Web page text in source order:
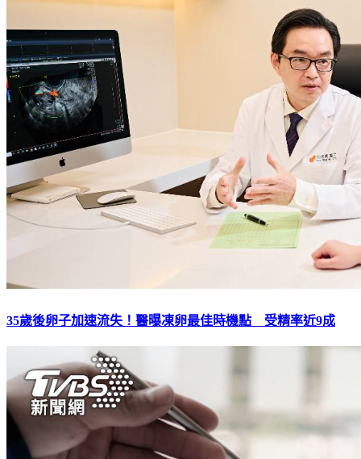
35歲後卵子加速流失！醫曝凍卵最佳時機點 受精率近9成